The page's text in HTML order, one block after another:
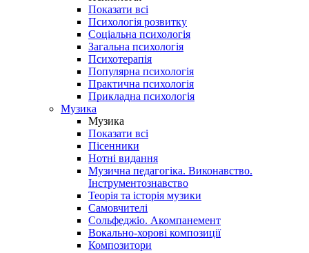
Показати всі
Психологія розвитку
Соціальна психологія
Загальна психологія
Психотерапія
Популярна психологія
Практична психологія
Прикладна психологія
Музика
Музика
Показати всі
Пісенники
Нотні видання
Музична педагогіка. Виконавство.
Інструментознавство
Теорія та історія музики
Самовчителі
Сольфеджіо. Акомпанемент
Вокально-хорові композиції
Композитори